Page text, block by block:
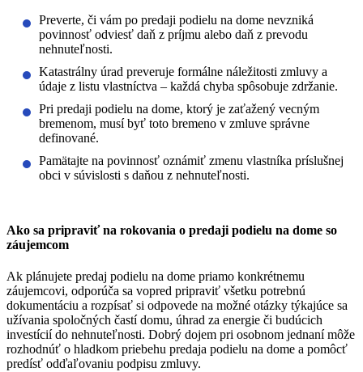
Preverte, či vám po predaji podielu na dome nevzniká
povinnosť odviesť daň z príjmu alebo daň z prevodu
nehnuteľnosti.
Katastrálny úrad preveruje formálne náležitosti zmluvy a
údaje z listu vlastníctva – každá chyba spôsobuje zdržanie.
Pri predaji podielu na dome, ktorý je zaťažený vecným
bremenom, musí byť toto bremeno v zmluve správne
definované.
Pamätajte na povinnosť oznámiť zmenu vlastníka príslušnej
obci v súvislosti s daňou z nehnuteľnosti.
Ako sa pripraviť na rokovania o predaji podielu na dome so
záujemcom
Ak plánujete predaj podielu na dome priamo konkrétnemu
záujemcovi, odporúča sa vopred pripraviť všetku potrebnú
dokumentáciu a rozpísať si odpovede na možné otázky týkajúce sa
užívania spoločných častí domu, úhrad za energie či budúcich
investícií do nehnuteľnosti. Dobrý dojem pri osobnom jednaní môže
rozhodnúť o hladkom priebehu predaja podielu na dome a pomôcť
predísť odďaľovaniu podpisu zmluvy.